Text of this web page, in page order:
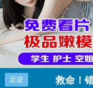
足迹 救命！